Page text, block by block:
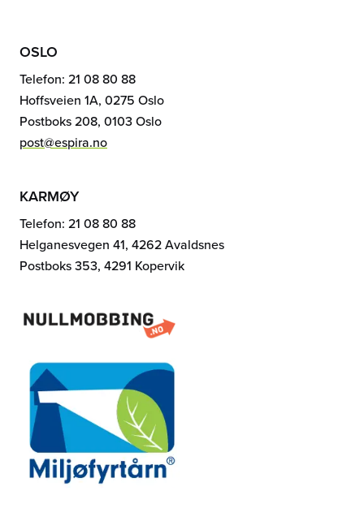
OSLO
Telefon: 21 08 80 88
Hoffsveien 1A, 0275 Oslo
Postboks 208, 0103 Oslo
post@espira.no
KARMØY
Telefon: 21 08 80 88
Helganesvegen 41, 4262 Avaldsnes
Postboks 353, 4291 Kopervik